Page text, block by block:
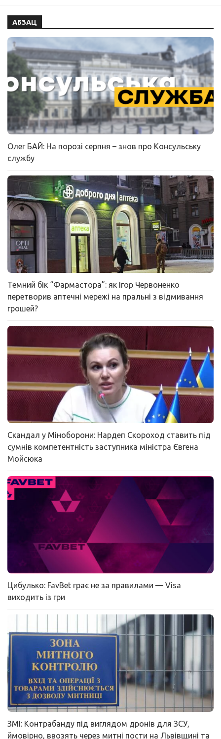
АБЗАЦ
Олег БАЙ: На порозі серпня – знов про Консульську
службу
Темний бік “Фармастора”: як Ігор Червоненко
перетворив аптечні мережі на пральні з відмивання
грошей?
Скандал у Міноборони: Нардеп Скороход ставить під
сумнів компетентність заступника міністра Євгена
Мойсюка
Цибулько: FavBet грає не за правилами — Visa
виходить із гри
ЗМІ: Контрабанду під виглядом дронів для ЗСУ,
ймовірно, ввозять через митні пости на Львівщині та